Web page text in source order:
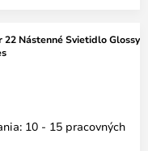
22 Nástenné Svietidlo Glossy
10 - 15 pracovných